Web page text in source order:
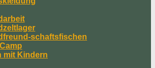
schaftsfischen
mit Kindern